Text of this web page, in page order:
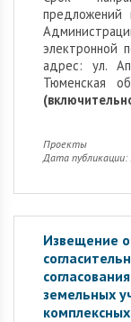
предложений
электронной
адрес: ул.
Тюменская
Проекты
Дата публикации:
Извещение
земельных